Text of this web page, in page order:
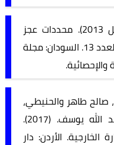
محمد، عيسى كمال. (13 أبريل 2013). محددات عجز
الموازنة العامة في السودان. العدد 13. السودان: مجلة
طاهر والحنيطي،
محمد عبد الرزاق وسعاد، عبد الله يوسف. (2017).
الخارجية. الأردن: دار